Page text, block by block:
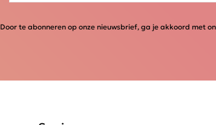
Door te abonneren op onze nieuwsbrief, ga je akkoord met